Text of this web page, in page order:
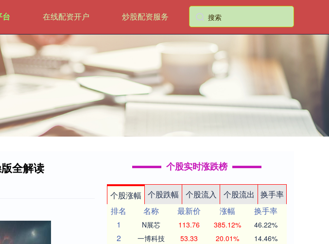
台 在线配资开户 炒股配资服务
全解读 个股实时涨跌榜
个股涨幅 个股跌幅 个股流入 个股流出
换手率
排名
名称 最新价 涨幅
换手率
1
N展芯 113.76 385.12% 46.22%
2 一博科技 53.33 20.01% 14.46%